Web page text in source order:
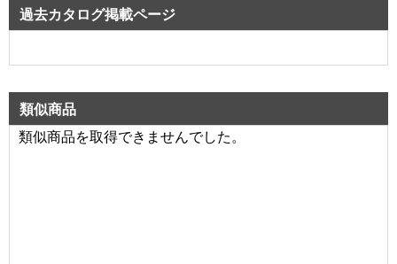
過去カタログ掲載ページ
類似商品
類似商品を取得できませんでした。